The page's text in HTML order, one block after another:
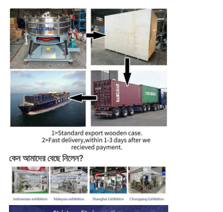
কেন আমাদের বেছে নিলেন?